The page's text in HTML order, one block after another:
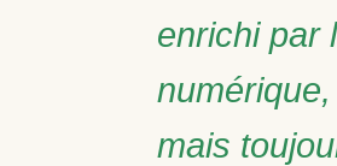
enrichi par
numérique,
mais